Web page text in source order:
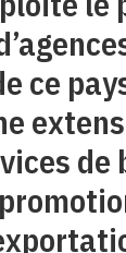
ce
de